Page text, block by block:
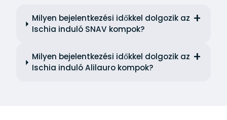
Milyen bejelentkezési időkkel dolgozik az
Ischia induló SNAV kompok?
Milyen bejelentkezési időkkel dolgozik az
Ischia induló Alilauro kompok?